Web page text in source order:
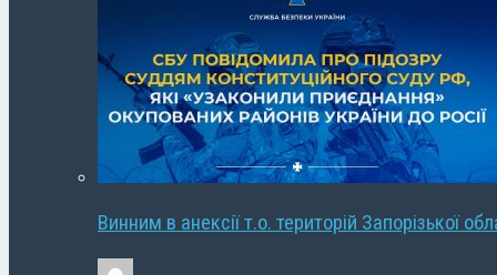
Винним в анексії т.о. територій Запорізької